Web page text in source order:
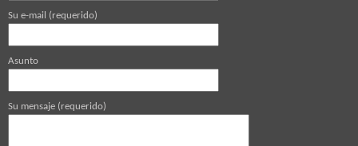
Su e-mail (requerido)
Asunto
Su mensaje (requerido)